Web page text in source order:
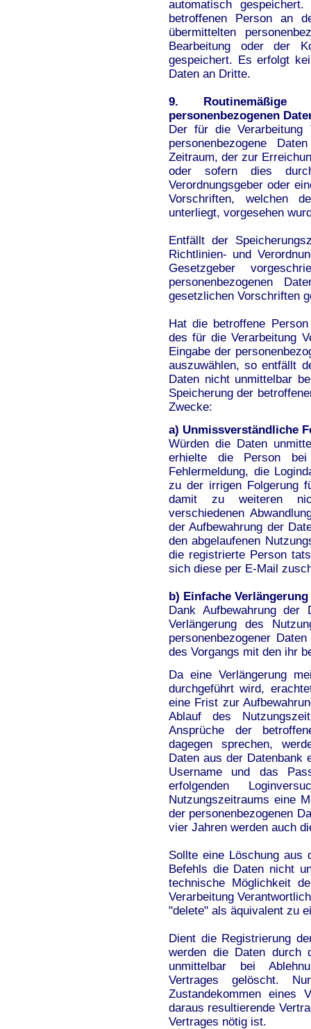
automatisch
betroffenen Person an
übermittelten
Bearbeitung oder der
gespeichert. Es erfolgt
Daten an Dritte.
9.
personenbezogenen
Der für die Verarbeitung
personenbezogene
Zeitraum, der zur
oder sofern dies
Verordnungsgeber oder
Vorschriften, welchen
unterliegt, vorgesehen
Entfällt der
Richtlinien- und
Gesetzgeber
personenbezogenen
gesetzlichen Vorschriften
Hat die betroffene
des für die Verarbeitung
Eingabe der
auszuwählen, so entfällt
Daten nicht unmittelbar
Speicherung der
Zwecke:
a) Unmissverständliche
Würden die Daten
erhielte die Person
Fehlermeldung, die
zu der irrigen Folgerung
damit zu weiteren
verschiedenen
der Aufbewahrung der
den abgelaufenen
die registrierte Person
sich diese per E-Mail
b) Einfache Verlängerung
Dank Aufbewahrung
Verlängerung des
personenbezogener
des Vorgangs mit den ihr
Da eine Verlängerung
durchgeführt wird,
eine Frist zur
Ablauf des
Ansprüche der
dagegen sprechen,
Daten aus der Datenbank
Username und das
erfolgenden
Nutzungszeitraums eine
der personenbezogenen
vier Jahren werden auch
Sollte eine Löschung aus
Befehls die Daten nicht
technische Möglichkeit
Verarbeitung
"delete" als äquivalent zu
Dient die Registrierung
werden die Daten durch
unmittelbar bei
Vertrages gelöscht.
Zustandekommen eines
daraus resultierende
Vertrages nötig ist.